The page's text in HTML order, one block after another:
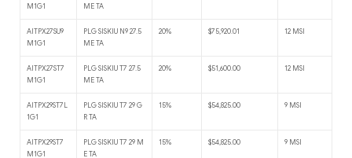
M1G1
ME TA
AITPX27SU9
M1G1
PLG SISKIU N9 27.5
ME TA
20% $75,920.01 12 MSI
AITPX27ST7
M1G1
PLG SISKIU T7 27.5
ME TA
20% $51,600.00 12 MSI
AITPX29ST7L
1G1
PLG SISKIU T7 29 G
R TA
15% $54,825.00 9 MSI
AITPX29ST7
M1G1
PLG SISKIU T7 29 M
E TA
15% $54,825.00 9 MSI